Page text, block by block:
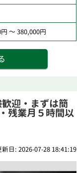
～ 380,000円
迎・まずは簡
残業月５時間以
日: 2026-07-28 18:41:19